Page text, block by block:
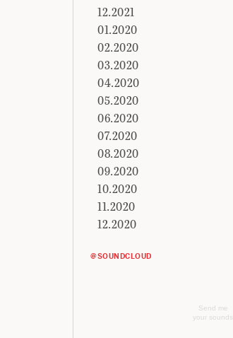
12.2021
01.2020
02.2020
03.2020
04.2020
05.2020
06.2020
07.2020
08.2020
09.2020
10.2020
11.2020
12.2020
@SOUNDCLOUD
Send me
your sounds